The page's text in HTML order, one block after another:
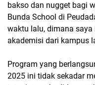
bakso dan nugget bagi
Bunda School di
waktu lalu, dimana
akademisi dari kampus
Program yang
2025 ini tidak sekadar